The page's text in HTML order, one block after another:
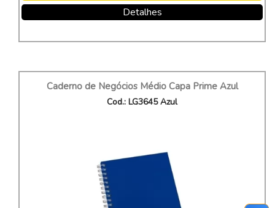
Detalhes
Caderno de Negócios Médio Capa Prime Azul
Cod.: LG3645 Azul